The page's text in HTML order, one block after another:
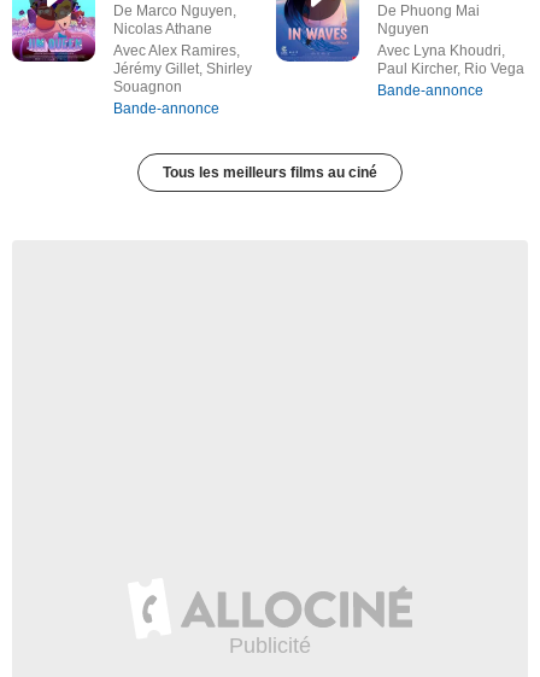
De Marco Nguyen,
Nicolas Athane
Avec Alex Ramires,
Jérémy Gillet, Shirley
Souagnon
Bande-annonce
De Phuong Mai
Nguyen
Avec Lyna Khoudri,
Paul Kircher, Rio Vega
Bande-annonce
Tous les meilleurs films au ciné